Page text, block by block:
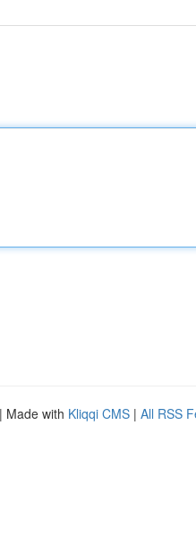
| Made with Kliqqi CMS | All RSS